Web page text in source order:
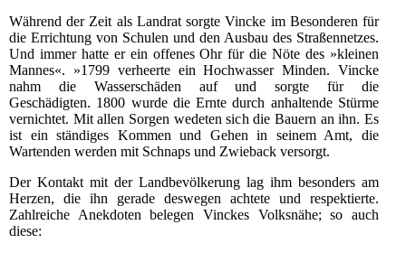
Während der Zeit als Landrat sorgte Vincke im Besonderen für
die Errichtung von Schulen und den Ausbau des Straßennetzes.
Und immer hatte er ein offenes Ohr für die Nöte des »kleinen
Mannes«. »1799 verheerte ein Hochwasser Minden. Vincke
nahm die Wasserschäden auf und sorgte für die
Geschädigten. 1800 wurde die Ernte durch anhaltende Stürme
vernichtet. Mit allen Sorgen wedeten sich die Bauern an ihn. Es
ist ein ständiges Kommen und Gehen in seinem Amt, die
Wartenden werden mit Schnaps und Zwieback versorgt.
Der Kontakt mit der Landbevölkerung lag ihm besonders am
Herzen, die ihn gerade deswegen achtete und respektierte.
Zahlreiche Anekdoten belegen Vinckes Volksnähe; so auch
diese: